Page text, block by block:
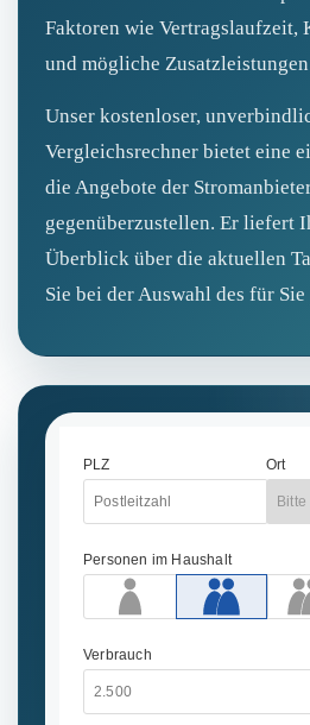
Faktoren wie Vertragslaufzeit,
und mögliche
Unser kostenloser,
Vergleichsrechner bietet eine
die Angebote der
gegenüberzustellen. Er liefert
Überblick über die aktuellen
Sie bei der Auswahl des für